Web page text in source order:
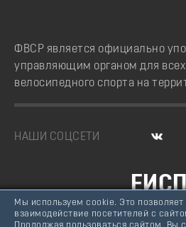
ФВСР является официально
управляющим органом для
велосипедного спорта на
НАШИ СОЦСЕТИ
ВЕЛОСПОРТ
Мы используем cookie. Это
взаимодействие посетителей с